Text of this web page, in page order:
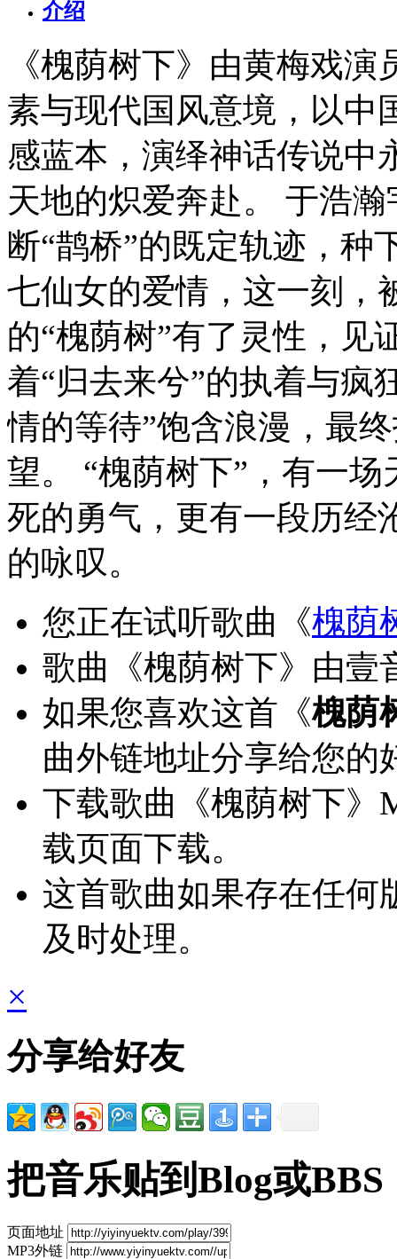
介绍
《槐荫树下》由黄梅戏
素与现代国风意境，以中
感蓝本，演绎神话传说中
天地的炽爱奔赴。 于浩
断“鹊桥”的既定轨迹，种
七仙女的爱情，这一刻
的“槐荫树”有了灵性，见
着“归去来兮”的执着与疯
情的等待”饱含浪漫，最
望。 “槐荫树下”，有一
死的勇气，更有一段历经
的咏叹。
您正在试听歌曲《槐荫
歌曲《槐荫树下》由壹
如果您喜欢这首《槐荫
曲外链地址分享给您的
下载歌曲《槐荫树下》
载页面下载。
这首歌曲如果存在任何
及时处理。
×
分享给好友
把音乐贴到Blog或BBS
页面地址
MP3外链